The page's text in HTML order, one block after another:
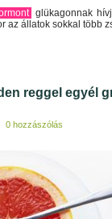
glükagonnak
az állatok sokkal több
reggel egyél
0 hozzászólás